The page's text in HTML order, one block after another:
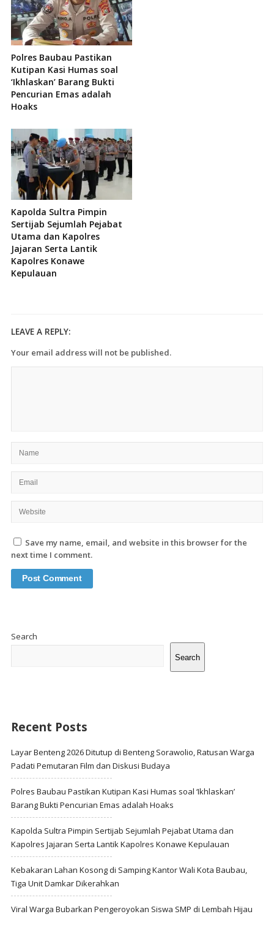
Polres Baubau Pastikan
Kutipan Kasi Humas soal
‘Ikhlaskan’ Barang Bukti
Pencurian Emas adalah
Hoaks
Kapolda Sultra Pimpin
Sertijab Sejumlah Pejabat
Utama dan Kapolres
Jajaran Serta Lantik
Kapolres Konawe
Kepulauan
LEAVE A REPLY:
Your email address will not be published.
Save my name, email, and website in this browser for the
next time I comment.
Search
Search
Recent Posts
Layar Benteng 2026 Ditutup di Benteng Sorawolio, Ratusan Warga
Padati Pemutaran Film dan Diskusi Budaya
Polres Baubau Pastikan Kutipan Kasi Humas soal ‘Ikhlaskan’
Barang Bukti Pencurian Emas adalah Hoaks
Kapolda Sultra Pimpin Sertijab Sejumlah Pejabat Utama dan
Kapolres Jajaran Serta Lantik Kapolres Konawe Kepulauan
Kebakaran Lahan Kosong di Samping Kantor Wali Kota Baubau,
Tiga Unit Damkar Dikerahkan
Viral Warga Bubarkan Pengeroyokan Siswa SMP di Lembah Hijau